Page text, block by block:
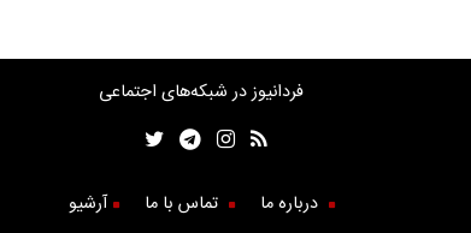
فردانیوز در شبکه‌های اجتماعی
درباره ما تماس با ما آرشیو